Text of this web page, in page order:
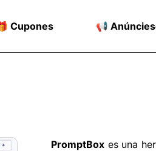
Cupones 📢
PromptBox es una